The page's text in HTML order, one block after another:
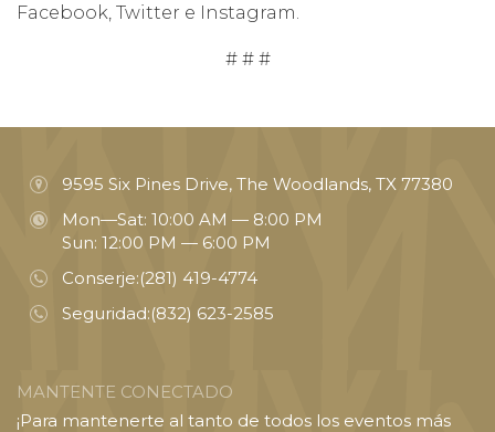
Facebook, Twitter e Instagram.
# # #
9595 Six Pines Drive, The Woodlands, TX 77380
Mon—Sat: 10:00 AM — 8:00 PM
Sun: 12:00 PM — 6:00 PM
Conserje:(281) 419-4774
Seguridad:(832) 623-2585
MANTENTE CONECTADO
¡Para mantenerte al tanto de todos los eventos más